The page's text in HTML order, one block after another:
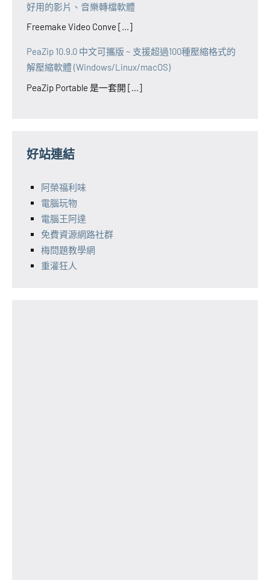
好用的影片、音樂轉檔軟體
Freemake Video Conve [...]
PeaZip 10.9.0 中文可攜版 ~ 支援超過100種壓縮格式的
解壓縮軟體 (Windows/Linux/macOS)
PeaZip Portable 是一套開 [...]
好站連結
阿榮福利味
電腦玩物
電腦王阿達
免費資源網路社群
梅問題教學網
重灌狂人